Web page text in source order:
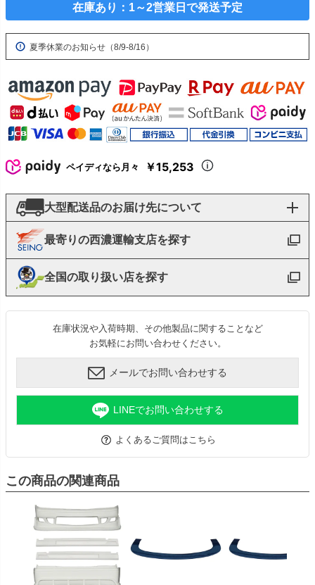
在庫あり：1～2営業日で発送予定
夏季休業のお知らせ（8/9-8/16）
ペイディなら月々 ￥15,253
大型配送品のお届け先について
最寄りの西濃運輸支店を探す
全国の取り扱い店を探す
在庫状況や入荷時期、その他製品に関することなど
お気軽にお問い合わせください。
メールでお問い合わせする
LINEでお問い合わせする
よくあるご質問はこちら
この商品の関連商品